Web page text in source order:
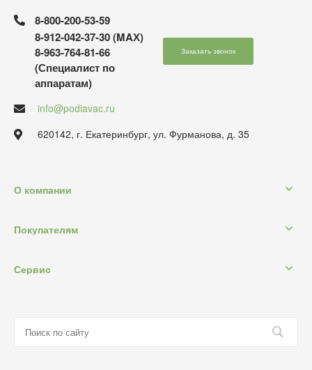
8-800-200-53-59
8-912-042-37-30 (MAХ)
8-963-764-81-66
(Специалист по
аппаратам)
Заказать звонок
info@podiavac.ru
620142, г. Екатеринбург, ул. Фурманова, д. 35
О компании
Покупателям
Сервис